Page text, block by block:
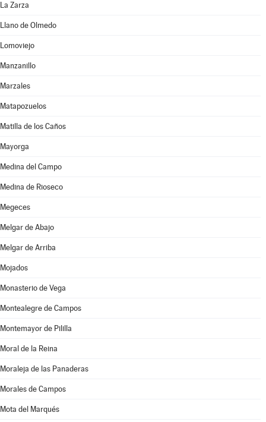
La Zarza
Llano de Olmedo
Lomoviejo
Manzanillo
Marzales
Matapozuelos
Matilla de los Caños
Mayorga
Medina del Campo
Medina de Rioseco
Megeces
Melgar de Abajo
Melgar de Arriba
Mojados
Monasterio de Vega
Montealegre de Campos
Montemayor de Pililla
Moral de la Reina
Moraleja de las Panaderas
Morales de Campos
Mota del Marqués